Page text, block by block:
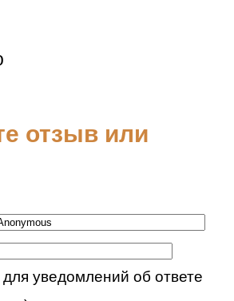
отзыв или
уведомлений об ответе